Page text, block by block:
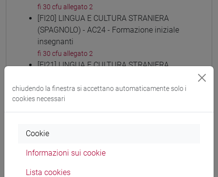
fi 30 cfu allegato 2
[FI20] LINGUA E CULTURA STRANIERA
(SPAGNOLO) - AC24 - Formazione iniziale
insegnanti
fi 30 cfu allegato 2
[FI21] LINGUA E CULTURA STRANIERA
insegnanti
fi 30 cfu allegato 2
[FI22] LINGUE E CULTURE STRANIERE NEGLI
- AE24 - Formazione iniziale insegnanti
[FI23] LINGUA E CULTURA STRANIERA
(CINESE) - AI24 - Formazione iniziale
chiudendo la finestra si accettano automaticamente solo i
cookies necessari
Cookie
Informazioni sui cookie
Lista cookies